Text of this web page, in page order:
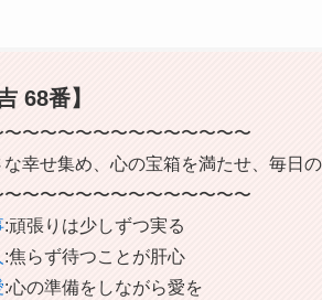
68番】
〜〜〜〜〜〜〜〜〜〜〜〜〜〜
な幸せ集め、心の宝箱を満たせ、毎日
〜〜〜〜〜〜〜〜〜〜〜〜〜〜
:頑張りは少しずつ実る
:焦らず待つことが肝心
:心の準備をしながら愛を